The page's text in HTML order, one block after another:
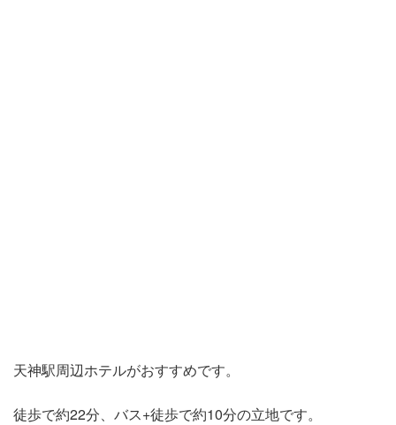
天神駅周辺ホテルがおすすめです。
徒歩で約22分、バス+徒歩で約10分の立地です。